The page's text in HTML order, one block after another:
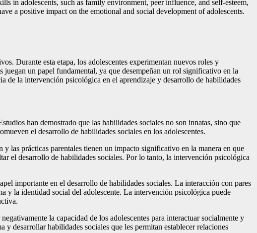
in adolescents, such as family environment, peer influence, and self-esteem,
a positive impact on the emotional and social development of adolescents.
Durante esta etapa, los adolescentes experimentan nuevos roles y
juegan un papel fundamental, ya que desempeñan un rol significativo en la
de la intervención psicológica en el aprendizaje y desarrollo de habilidades
han demostrado que las habilidades sociales no son innatas, sino que
el desarrollo de habilidades sociales en los adolescentes.
las prácticas parentales tienen un impacto significativo en la manera en que
el desarrollo de habilidades sociales. Por lo tanto, la intervención psicológica
importante en el desarrollo de habilidades sociales. La interacción con pares
y la identidad social del adolescente. La intervención psicológica puede
la capacidad de los adolescentes para interactuar socialmente y
desarrollar habilidades sociales que les permitan establecer relaciones